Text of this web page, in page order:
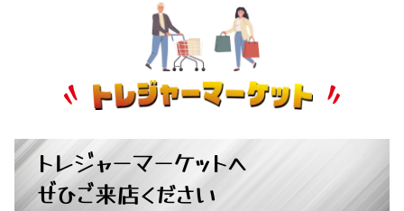
トレジャーマーケットへ
ぜひご来店ください